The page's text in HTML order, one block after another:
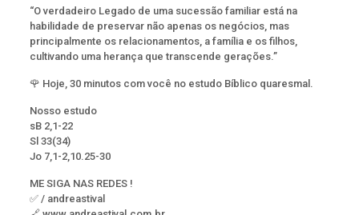
“O verdadeiro Legado de uma sucessão familiar está na
habilidade de preservar não apenas os negócios, mas
principalmente os relacionamentos, a família e os filhos,
cultivando uma herança que transcende gerações.”
🌹 Hoje, 30 minutos com você no estudo Bíblico quaresmal.
Nosso estudo
sB 2,1-22
Sl 33(34)
Jo 7,1-2,10.25-30
ME SIGA NAS REDES !
✅ / andreastival